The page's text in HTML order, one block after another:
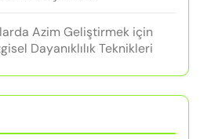
Azim Geliştirmek için
Dayanıklılık Teknikleri